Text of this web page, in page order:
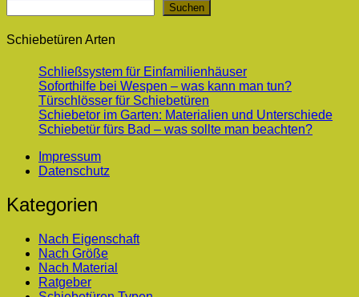
Suchen
Schiebetüren Arten
Schließsystem für Einfamilienhäuser
Soforthilfe bei Wespen – was kann man tun?
Türschlösser für Schiebetüren
Schiebetor im Garten: Materialien und Unterschiede
Schiebetür fürs Bad – was sollte man beachten?
Impressum
Datenschutz
Kategorien
Nach Eigenschaft
Nach Größe
Nach Material
Ratgeber